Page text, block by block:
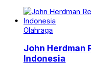
Olahraga
John Herdman
Indonesia